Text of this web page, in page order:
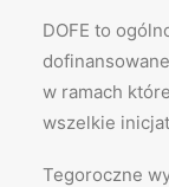
DOFE to
w ramach
wszelkie
Tegoroczne